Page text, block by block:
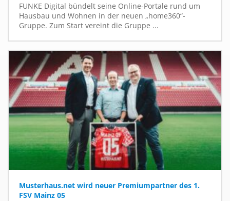
FUNKE Digital bündelt seine Online-Portale rund um
Hausbau und Wohnen in der neuen „home360“-
Gruppe. Zum Start vereint die Gruppe ...
Musterhaus.net wird neuer Premiumpartner des 1.
FSV Mainz 05